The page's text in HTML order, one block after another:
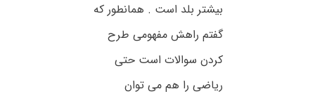
بیشتر بلد است . همانطور که
گفتم راهش مفهومی طرح
کردن سوالات است حتی
ریاضی را هم می توان